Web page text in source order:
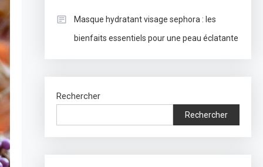
Masque hydratant visage sephora : les
bienfaits essentiels pour une peau éclatante
Rechercher
Rechercher